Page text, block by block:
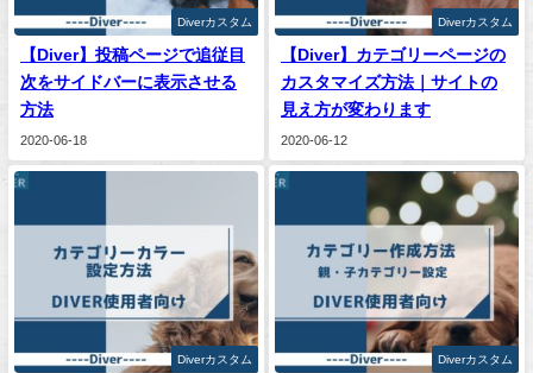
Diverカスタム
【Diver】投稿ページで追従目
次をサイドバーに表示させる
方法
2020-06-18
Diverカスタム
【Diver】カテゴリーページの
カスタマイズ方法｜サイトの
見え方が変わります
2020-06-12
Diverカスタム Diverカスタム